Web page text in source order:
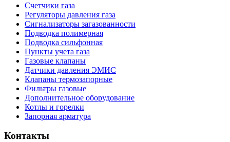
Счетчики газа
Регуляторы давления газа
Сигнализаторы загазованности
Подводка полимерная
Подводка сильфонная
Пункты учета газа
Газовые клапаны
Датчики давления ЭМИС
Клапаны термозапорные
Фильтры газовые
Дополнительное оборудование
Котлы и горелки
Запорная арматура
Контакты